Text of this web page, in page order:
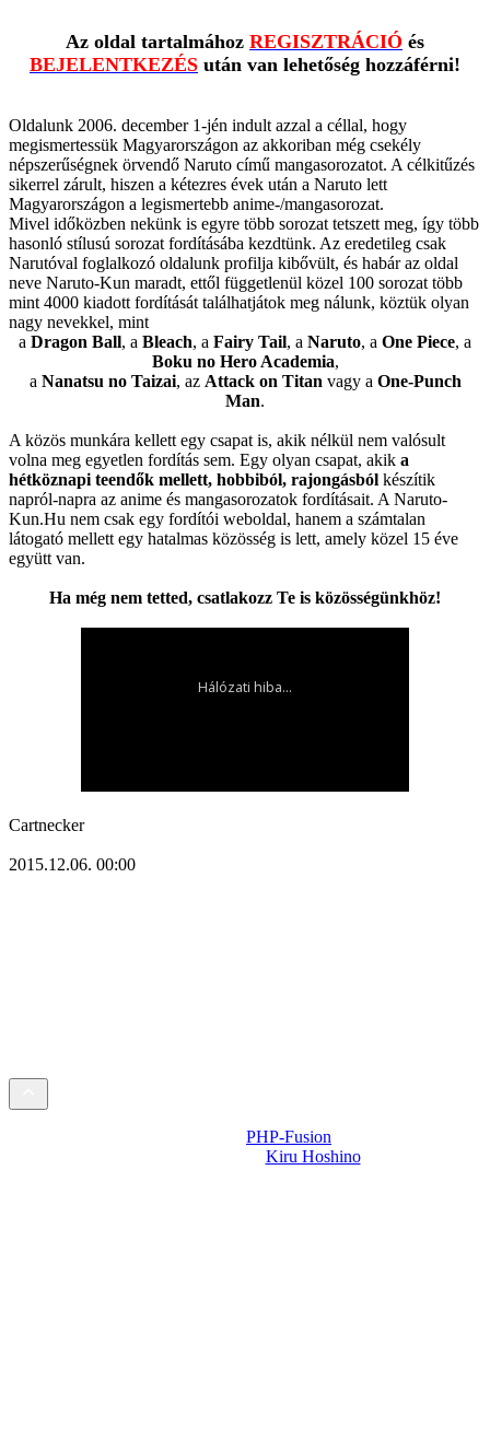
Az oldal tartalmához REGISZTRÁCIÓ és
BEJELENTKEZÉS után van lehetőség hozzáférni!
Oldalunk 2006. december 1-jén indult azzal a céllal, hogy
megismertessük Magyarországon az akkoriban még csekély
népszerűségnek örvendő Naruto című mangasorozatot. A célkitűzés
sikerrel zárult, hiszen a kétezres évek után a Naruto lett
Magyarországon a legismertebb anime-/mangasorozat.
Mivel időközben nekünk is egyre több sorozat tetszett meg, így több
hasonló stílusú sorozat fordításába kezdtünk. Az eredetileg csak
Narutóval foglalkozó oldalunk profilja kibővült, és habár az oldal
neve Naruto-Kun maradt, ettől függetlenül közel 100 sorozat több
mint 4000 kiadott fordítását találhatjátok meg nálunk, köztük olyan
nagy nevekkel, mint
a Dragon Ball, a Bleach, a Fairy Tail, a Naruto, a One Piece, a
Boku no Hero Academia,
a Nanatsu no Taizai, az Attack on Titan vagy a One-Punch
Man.
A közös munkára kellett egy csapat is, akik nélkül nem valósult
volna meg egyetlen fordítás sem. Egy olyan csapat, akik a
hétköznapi teendők mellett, hobbiból, rajongásból készítik
napról-napra az anime és mangasorozatok fordításait. A Naruto-
Kun.Hu nem csak egy fordítói weboldal, hanem a számtalan
látogató mellett egy hatalmas közösség is lett, amely közel 15 éve
együtt van.
Ha még nem tetted, csatlakozz Te is közösségünkhöz!
Cartnecker
2015.12.06. 00:00
PHP-Fusion
Kiru Hoshino